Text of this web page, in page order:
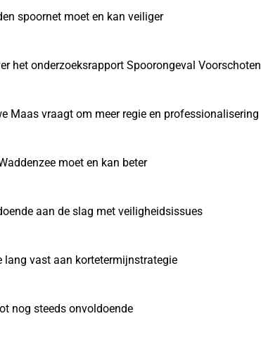
spoornet moet en kan veiliger
het onderzoeksrapport Spoorongeval Voorschoten
Maas vraagt om meer regie en professionalisering
moet en kan beter
aan de slag met veiligheidsissues
lang vast aan kortetermijnstrategie
nog steeds onvoldoende